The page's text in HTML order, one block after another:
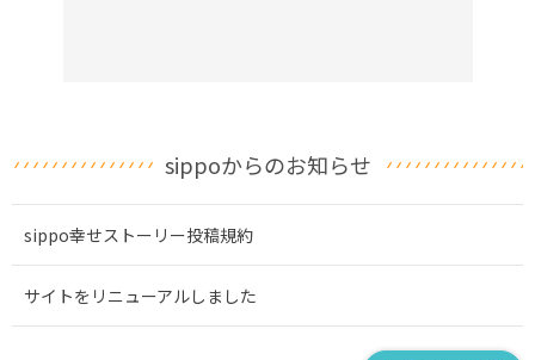
sippoからのお知らせ
sippo幸せストーリー投稿規約
サイトをリニューアルしました